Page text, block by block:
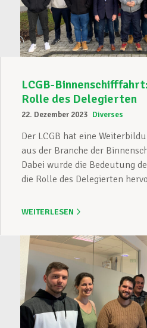
LCGB-
Rolle des Delegierten
22. Dezember 2023 Diverses
Der LCGB hat eine
aus der Branche der
Dabei wurde die Bedeutung
die Rolle des Delegierten
WEITERLESEN